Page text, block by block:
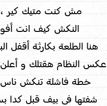
مش كنت متيك كير ،
النكش كيف انت
هنا الطلعة بكارثة أقفل
عكس النظام هقتلك و
خطة فاشلة تنكش ناس
شفتها فى بيف قبل كدا